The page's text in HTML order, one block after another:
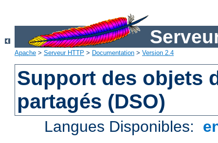
Apache > Serveur HTTP > Documentation > Version 2.4
Support des objets
partagés (DSO)
Langues Disponibles: